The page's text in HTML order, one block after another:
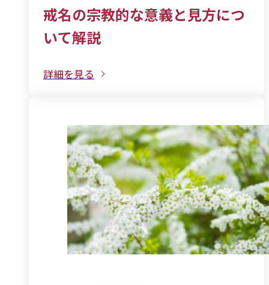
戒名の宗教的な意義と見方につ
いて解説
詳細を見る